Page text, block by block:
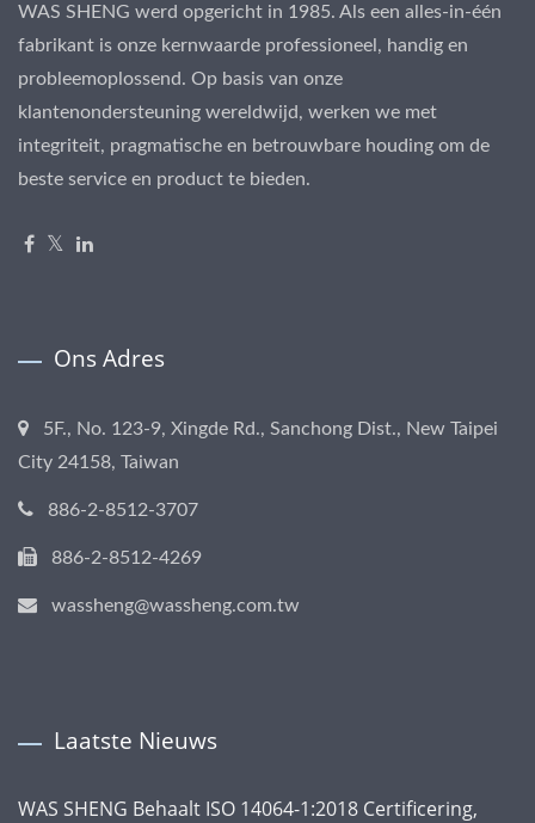
WAS SHENG werd opgericht in 1985. Als een alles-in-één
fabrikant is onze kernwaarde professioneel, handig en
probleemoplossend. Op basis van onze
klantenondersteuning wereldwijd, werken we met
integriteit, pragmatische en betrouwbare houding om de
beste service en product te bieden.
Ons Adres
5F., No. 123-9, Xingde Rd., Sanchong Dist., New Taipei
City 24158, Taiwan
886-2-8512-3707
886-2-8512-4269
wassheng@wassheng.com.tw
Laatste Nieuws
WAS SHENG Behaalt ISO 14064-1:2018 Certificering,